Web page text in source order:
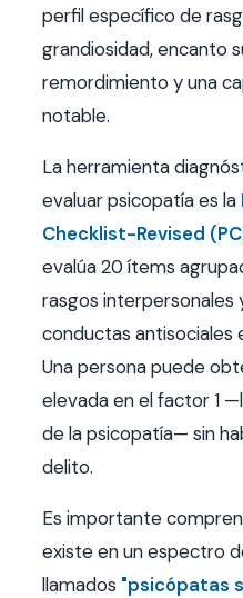
perfil específico de
grandiosidad, encanto
remordimiento y una
notable.
La herramienta
evaluar psicopatía es la
Checklist-Revised
evalúa 20 ítems
rasgos
conductas antisociales
Una persona puede
elevada en el factor 1
de la psicopatía— sin
delito.
Es importante
existe en un espectro
llamados "psicópatas